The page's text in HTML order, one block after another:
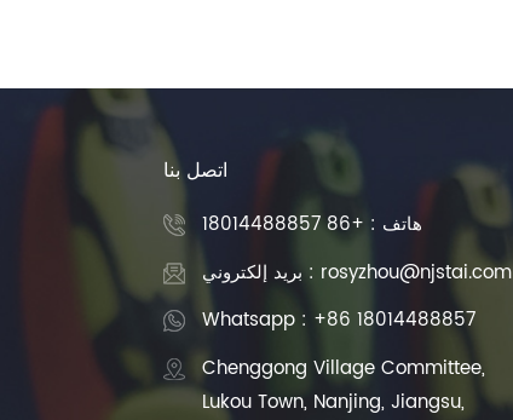
اتصل بنا
هاتف : +86 18014488857
بريد إلكتروني : rosyzhou@njstai.com
Whatsapp : +86 18014488857
Chenggong Village Committee,
Lukou Town, Nanjing, Jiangsu,